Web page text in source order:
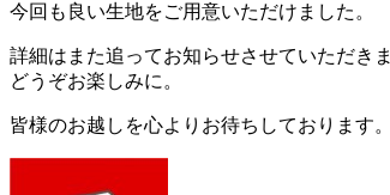
今回も良い生地をご用意いただけました。
詳細はまた追ってお知らせさせていただきま
どうぞお楽しみに。
皆様のお越しを心よりお待ちしております。